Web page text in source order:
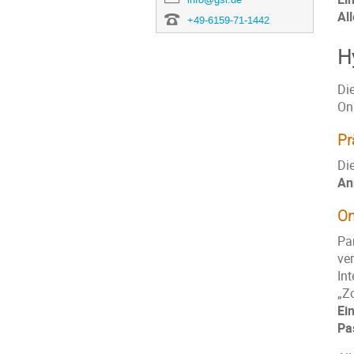
+49-6159-71-1442